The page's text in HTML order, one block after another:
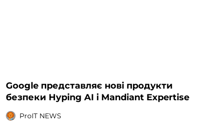
Google представляє нові продукти
безпеки Hyping AI і Mandiant Expertise
ProIT NEWS